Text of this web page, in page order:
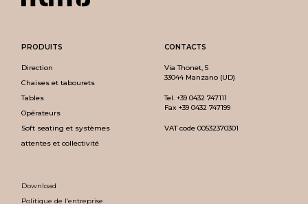
PRODUITS
Direction
Chaises et tabourets
Tables
Opérateurs
Soft seating et systèmes
attentes et collectivité
Download
Politique de l’entreprise
CONTACTS
Via Thonet, 5
33044 Manzano (UD)
Tel. +39 0432 747111
Fax +39 0432 747199
VAT code 00532370301